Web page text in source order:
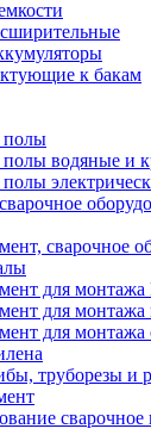
к бакам
полы
водяные и
сварочное
для монтажа
для монтажа
для монтажа
труборезы и
сварочное